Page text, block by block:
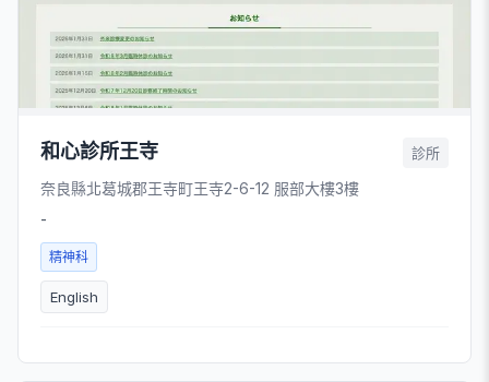
和心診所王寺 診所
奈良縣北葛城郡王寺町王寺2-6-12 服部大樓3樓
-
精神科
English